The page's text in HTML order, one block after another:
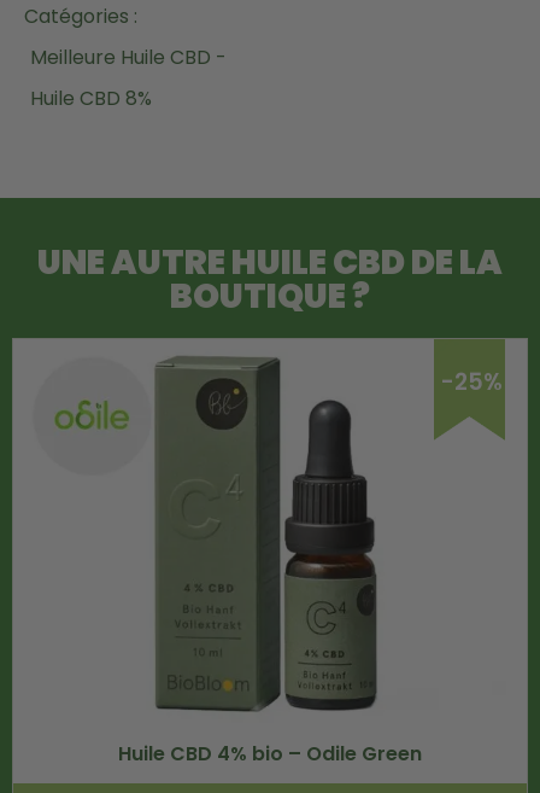
Catégories :
Meilleure Huile CBD -
Huile CBD 8%
UNE AUTREHUILE CBDDE LA
BOUTIQUE ?
-25%
Huile CBD 4% bio – Odile Green